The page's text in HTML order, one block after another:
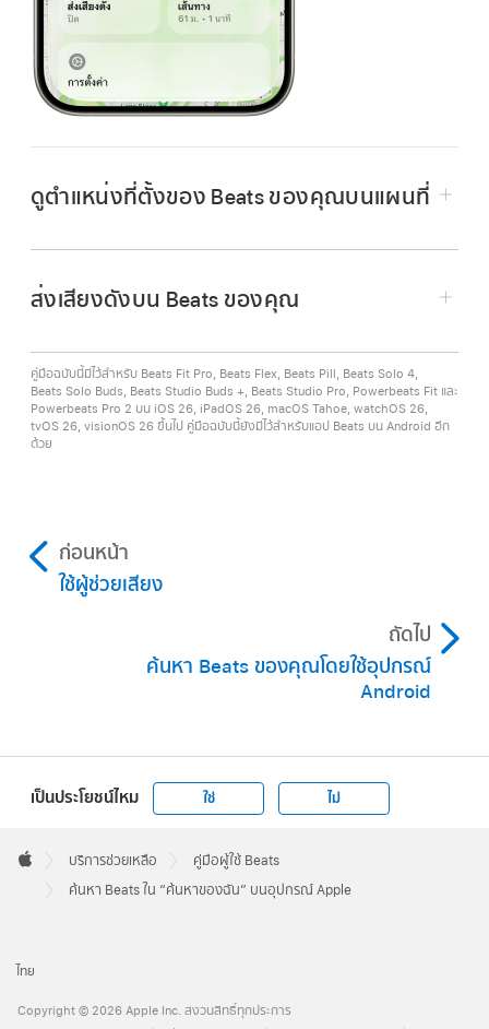
ดูตำแหน่งที่ตั้งของ Beats ของคุณบนแผนที่
แล้วแตะ อุปกรณ์ จากนั้นแตะ Beats ของคุณ
Apple Watch: ไปที่แอป “ค้นหาของฉัน”
จากนั้น
แตะ Beats ของคุณ (ต้องใช้การเชื่อมต่อกับ Wi‑Fi
อุปกรณ์ จากนั้นเลือก Beats ของคุณ
iCloud.com:
นั้นเลือก Beats ของคุณในอุปกรณ์ทั้งหมด
ส่งเสียงดังบน Beats ของคุณ
Apple Watch:
เลือก Beats ของคุณ จากนั้นแตะ ส่งเสียงดัง (ต้อง
ใช้การเชื่อมต่อกับ Wi‑Fi หรือเซลลูลาร์) สำหรับหู
ฟัง Beats ให้แตะ ซ้าย หรือ ขวา เพื่อส่งเสียงดังบน
เลือก Beats ของคุณ คลิก
จากนั้นคลิก ส่งเสียง
ดัง
บัญชี Apple ของคุณ เลือก “ค้นหาของฉัน” เลือก
Beats ของคุณในอุปกรณ์ทั้งหมด จากนั้นเลือก ส่ง
คู่มือฉบับนี้มีไว้สำหรับ Beats Fit Pro, Beats Flex, Beats Pill, Beats Solo 4,
Beats Solo Buds, Beats Studio Buds +, Beats Studio Pro, Powerbeats Fit และ
Powerbeats Pro 2 บน iOS 26, iPadOS 26, macOS Tahoe, watchOS 26,
tvOS 26, visionOS 26 ขึ้นไป คู่มือฉบับนี้ยังมีไว้สำหรับแอป Beats บน Android อีก
ด้วย
ก่อนหน้า
ใช้ผู้ช่วยเสียง
ถัดไป
ค้นหา Beats ของคุณโดยใช้อุปกรณ์
Android
เป็นประโยชน์ไหม ใช่ ไม่
Footer

บริการช่วยเหลือ คู่มือผู้ใช้ Beats
ค้นหา Beats ใน “ค้นหาของฉัน” บนอุปกรณ์ Apple
ไทย
Copyright © 2026 Apple Inc. สงวนสิทธิ์ทุกประการ